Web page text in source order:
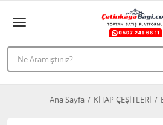
Ana Sayfa KİTAP ÇEŞİTLERİ